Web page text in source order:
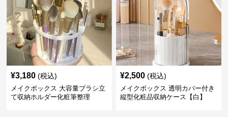
¥3,180 (税込)
メイクボックス 大容量ブラシ立
て収納ホルダー化粧筆整理
¥2,500 (税込)
メイクボックス 透明カバー付き
縦型化粧品収納ケース【白】